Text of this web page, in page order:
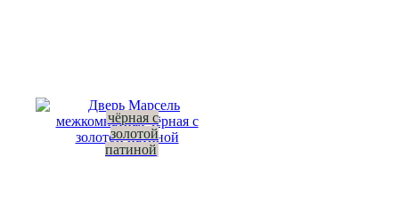
чёрная с
золотой
патиной